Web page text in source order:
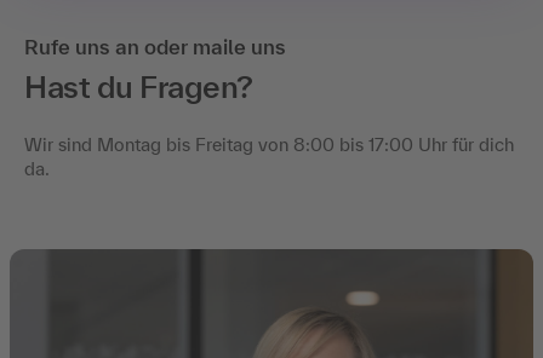
Rufe uns an oder maile uns
Hast du Fragen?
Wir sind Montag bis Freitag von 8:00 bis 17:00 Uhr für dich
da.